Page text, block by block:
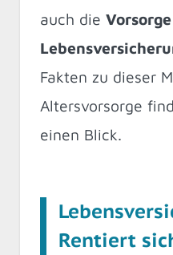
auch die Vorsorge
Fakten zu dieser
Altersvorsorge
einen Blick.
Rentiert